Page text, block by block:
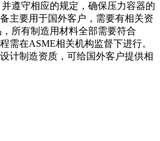
遵守相应的规定，确保压力容器的
主要用于国外客户，需要有相关资
所有制造用材料全部需要符合
需在ASME相关机构监督下进行。
计制造资质，可给国外客户提供相